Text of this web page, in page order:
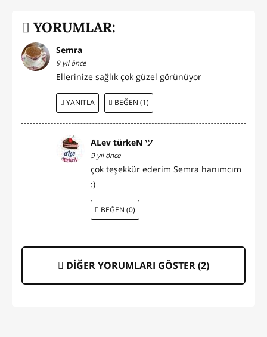
YORUMLAR:
Semra
9 yıl önce
Ellerinize sağlık çok güzel görünüyor
YANITLA BEĞEN (1)
ALev türkeN ツ
9 yıl önce
çok teşekkür ederim Semra hanımcım
:)
BEĞEN (0)
DİĞER YORUMLARI GÖSTER (2)